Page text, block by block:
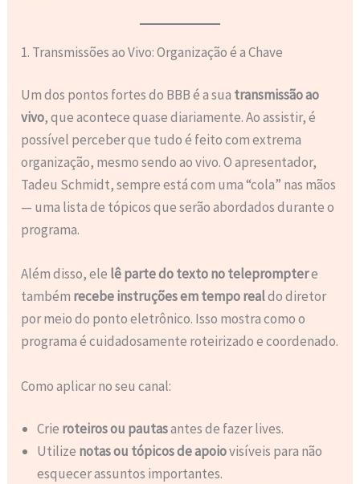
1. Transmissões ao Vivo: Organização é a Chave
Um dos pontos fortes do BBB é a sua transmissão ao
vivo, que acontece quase diariamente. Ao assistir, é
possível perceber que tudo é feito com extrema
organização, mesmo sendo ao vivo. O apresentador,
Tadeu Schmidt, sempre está com uma “cola” nas mãos
— uma lista de tópicos que serão abordados durante o
programa.
Além disso, ele lê parte do texto no telepromptere
também recebe instruções em tempo realdo diretor
por meio do ponto eletrônico. Isso mostra como o
programa é cuidadosamente roteirizado e coordenado.
Como aplicar no seu canal:
Crie roteiros ou pautasantes de fazer lives.
Utilize notas ou tópicos de apoiovisíveis para não
esquecer assuntos importantes.